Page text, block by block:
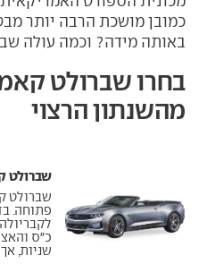
כמובן מושכת הרבה יותר
באותה מידה? וכמה עולה
בחרו שברולט
מהשנתון הרצוי
שברולט
שברולט
פתוחה.
שניות,